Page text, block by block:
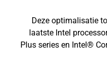
Deze optimalisatie
laatste Intel
Plus series en Intel®